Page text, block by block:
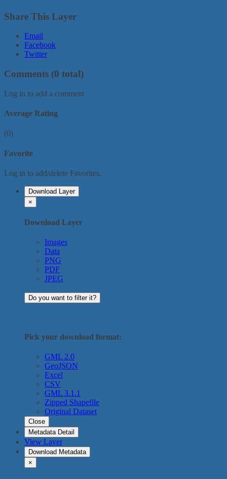
Share This Layer
Email
Facebook
Twitter
Comments (0 total)
Log in to add a comment
Average Rating
(0)
Favorite
Log in to add/delete Favorites.
Download Layer
×
Download Layer
Images
Data
PNG
PDF
JPEG
Do you want to filter it?
Pick your download format:
GML 2.0
GeoJSON
Excel
CSV
GML 3.1.1
Zipped Shapefile
Original Dataset
Close
Metadata Detail
View Layer
Download Metadata
×